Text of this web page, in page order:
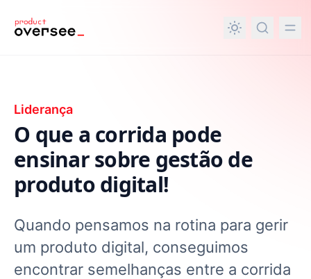
principal
Liderança
O que a corrida pode
ensinar sobre gestão de
produto digital!
Quando pensamos na rotina para gerir
um produto digital, conseguimos
encontrar semelhanças entre a corrida